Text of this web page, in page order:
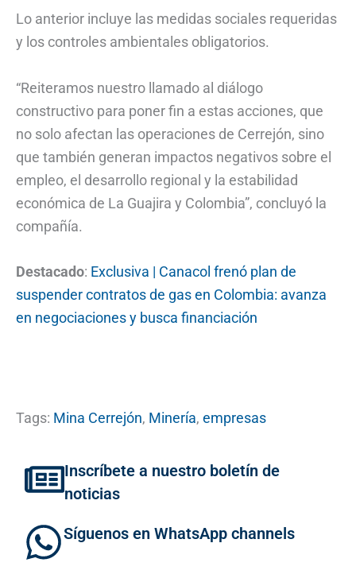
Lo anterior incluye las medidas sociales requeridas
y los controles ambientales obligatorios.
“Reiteramos nuestro llamado al diálogo
constructivo para poner fin a estas acciones, que
no solo afectan las operaciones de Cerrejón, sino
que también generan impactos negativos sobre el
empleo, el desarrollo regional y la estabilidad
económica de La Guajira y Colombia”, concluyó la
compañía.
Destacado: Exclusiva | Canacol frenó plan de
suspender contratos de gas en Colombia: avanza
en negociaciones y busca financiación
Tags: Mina Cerrejón, Minería, empresas
Inscríbete a nuestro boletín de
noticias
Síguenos en WhatsApp channels